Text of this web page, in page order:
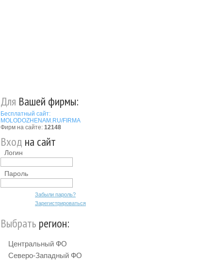
Для Вашей фирмы:
Бесплатный сайт:
MOLODOZHENAM.RU/FIRMA
Фирм на сайте: 12148
Вход на сайт
Логин
Пароль
Забыли пароль?
Зарегистрироваться
Выбрать регион:
Центральный ФО
Северо-Западный ФО